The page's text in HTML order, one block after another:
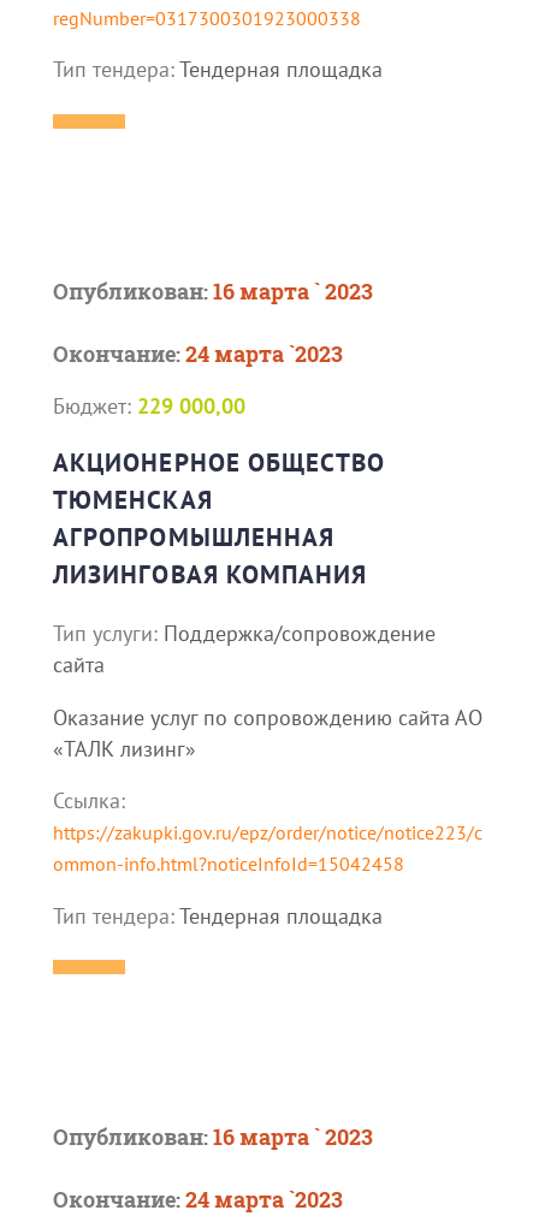
regNumber=0317300301923000338
Тип тендера:Тендерная площадка
Опубликован:16 марта ` 2023
Окончание:24 марта `2023
Бюджет: 229 000,00
АКЦИОНЕРНОЕ ОБЩЕСТВО
ТЮМЕНСКАЯ
АГРОПРОМЫШЛЕННАЯ
ЛИЗИНГОВАЯ КОМПАНИЯ
Тип услуги: Поддержка/сопровождение
сайта
Оказание услуг по сопровождению сайта АО
«ТАЛК лизинг»
Ссылка:
https://zakupki.gov.ru/epz/order/notice/notice223/c
ommon-info.html?noticeInfoId=15042458
Тип тендера:Тендерная площадка
Опубликован:16 марта ` 2023
Окончание:24 марта `2023